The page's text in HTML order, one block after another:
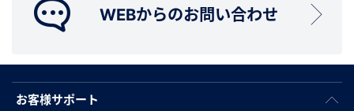
WEBからのお問い合わせ
お客様サポート